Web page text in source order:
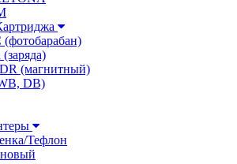
(фотобарабан)
(магнитный)
DB)
Тефлон